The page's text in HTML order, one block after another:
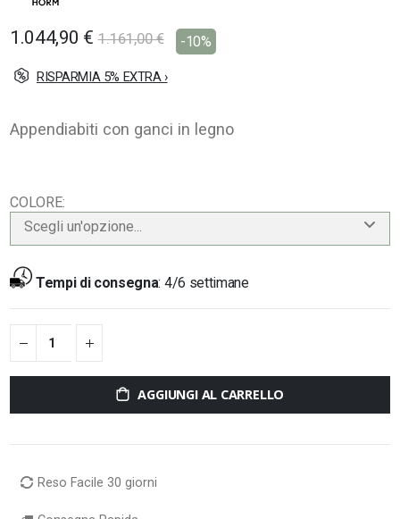
1.044,90 € 1.161,00 € -10%
RISPARMIA 5% EXTRA ›
Appendiabiti con ganci in legno
COLORE
Scegli un'opzione...
Tempi di consegna: 4/6 settimane
AGGIUNGI AL CARRELLO
Reso Facile 30 giorni